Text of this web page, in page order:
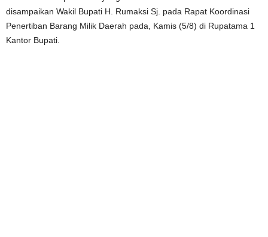
disampaikan Wakil Bupati H. Rumaksi Sj. pada Rapat Koordinasi
Penertiban Barang Milik Daerah pada, Kamis (5/8) di Rupatama 1
Kantor Bupati.